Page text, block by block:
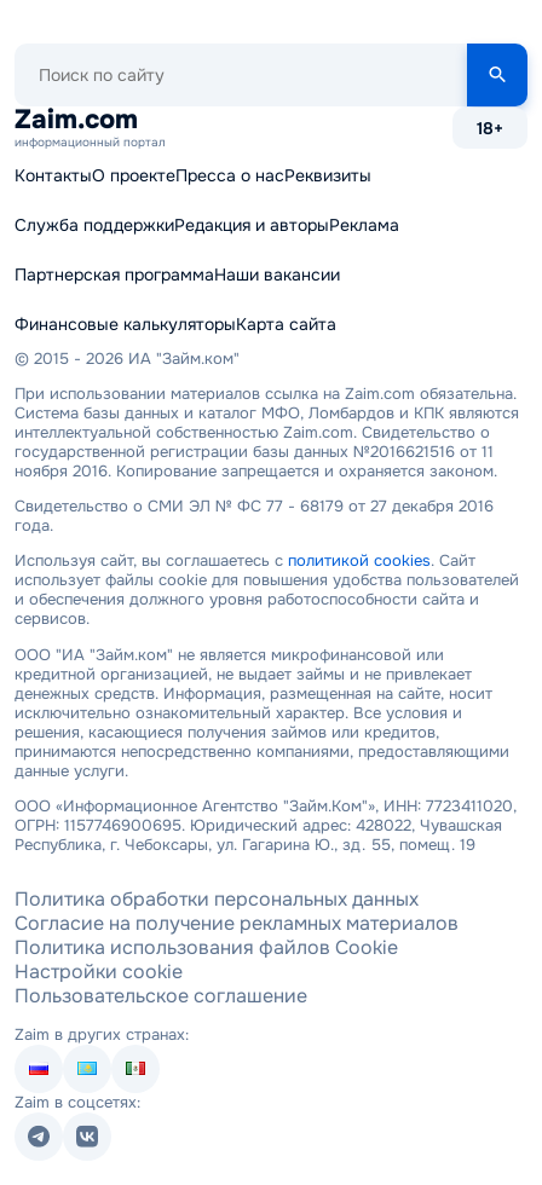
сайту
Zaim.com
информационный портал
18+
КонтактыО проектеПресса о насРеквизиты
Служба поддержкиРедакция и авторыРеклама
Партнерская программаНаши вакансии
Финансовые калькуляторыКарта сайта
© 2015 - 2026 ИА "Займ.ком"
При использовании материалов ссылка на Zaim.com обязательна.
Система базы данных и каталог МФО, Ломбардов и КПК являются
интеллектуальной собственностью Zaim.com. Свидетельство о
государственной регистрации базы данных №2016621516 от 11
ноября 2016. Копирование запрещается и охраняется законом.
Свидетельство о СМИ ЭЛ № ФС 77 - 68179 от 27 декабря 2016
года.
Используя сайт, вы соглашаетесь с политикой cookies. Сайт
использует файлы cookie для повышения удобства пользователей
и обеспечения должного уровня работоспособности сайта и
сервисов.
ООО "ИА "Займ.ком" не является микрофинансовой или
кредитной организацией, не выдает займы и не привлекает
денежных средств. Информация, размещенная на сайте, носит
исключительно ознакомительный характер. Все условия и
решения, касающиеся получения займов или кредитов,
принимаются непосредственно компаниями, предоставляющими
данные услуги.
ООО «Информационное Агентство "Займ.Ком"», ИНН: 7723411020,
ОГРН: 1157746900695. Юридический адрес: 428022, Чувашская
Республика, г. Чебоксары, ул. Гагарина Ю., зд. 55, помещ. 19
Политика обработки персональных данных
Согласие на получение рекламных материалов
Политика использования файлов Cookie
Настройки cookie
Пользовательское соглашение
Zaim в других странах:
Zaim в соцсетях: